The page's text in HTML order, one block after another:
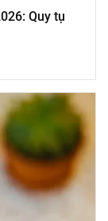
Quy tụ